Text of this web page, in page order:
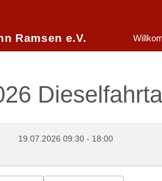
Ramsen e.V.
19.07.2026 09:30 - 18:00